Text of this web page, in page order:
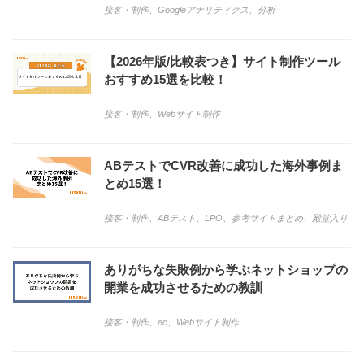
接客・制作、 Googleアナリティクス 分析
【2026年版/比較表つき】サイト制作ツール
おすすめ15選を比較！
接客・制作、 Webサイト制作
ABテストでCVR改善に成功した海外事例ま
とめ15選！
接客・制作、 ABテスト LPO 参考サイトまとめ 殿堂入り
ありがちな失敗例から学ぶネットショップの
開業を成功させるための教訓
接客・制作、 ec Webサイト制作